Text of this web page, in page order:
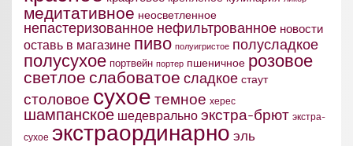
медитативное неосветленное
непастеризованное нефильтрованное новости
оставь в магазине пиво полуигристое полусладкое
полусухое портвейн портер пшеничное розовое
светлое слабоватое сладкое стаут
столовое сухое темное херес
шампанское шедеврально экстра-брют экстра-
сухое экстраординарно эль